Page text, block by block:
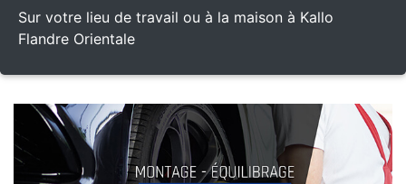
Sur votre lieu de travail ou à la maison à Kallo
Flandre Orientale